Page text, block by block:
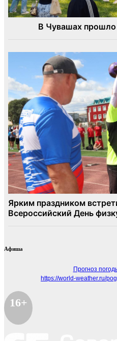
Афиша
Прогноз
https://world-weather.ru/
16+